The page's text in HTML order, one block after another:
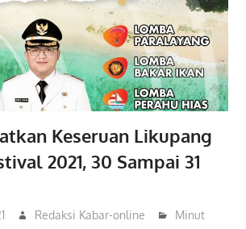
Keseruan Likupang
2021, 30 Sampai 31
Redaksi Kabar-online Minut